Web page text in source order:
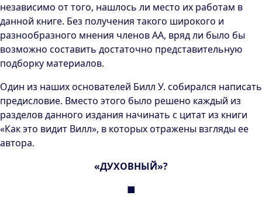
независимо от того, нашлось ли место их работам в
данной книге. Без получения такого широкого и
разнообразного мнения членов АА, вряд ли было бы
возможно составить достаточно представительную
подборку материалов.
Один из наших основателей Билл У. собирался написать
предисловие. Вместо этого было решено каждый из
разделов данного издания начинать с цитат из книги
«Как это видит Вилл», в которых отражены взгляды ее
автора.
«ДУХОВНЫЙ»?
■